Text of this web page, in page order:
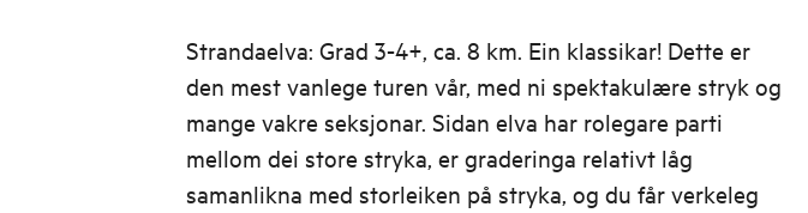
Strandaelva: Grad 3-4+, ca. 8 km. Ein klassikar! Dette er
den mest vanlege turen vår, med ni spektakulære stryk og
mange vakre seksjonar. Sidan elva har rolegare parti
mellom dei store stryka, er graderinga relativt låg
samanlikna med storleiken på stryka, og du får verkeleg